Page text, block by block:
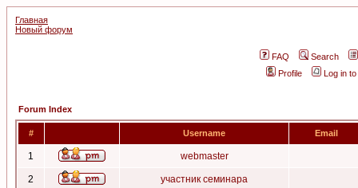
Главная
Новый форум
FAQ
Search
Profile
Log in
Forum Index
# Username Email
1 webmaster
2 участник семинара